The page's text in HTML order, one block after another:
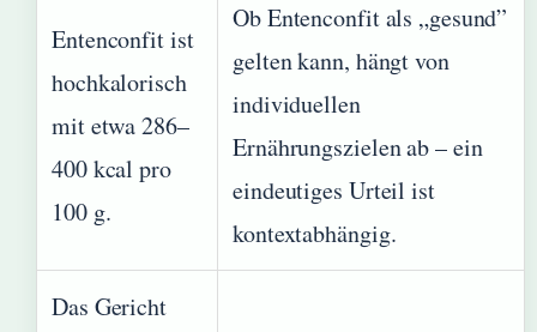
Entenconfit ist
hochkalorisch
mit etwa 286–
400 kcal pro
100 g.
Ob Entenconfit als „gesund”
gelten kann, hängt von
individuellen
Ernährungszielen ab – ein
eindeutiges Urteil ist
kontextabhängig.
Das Gericht